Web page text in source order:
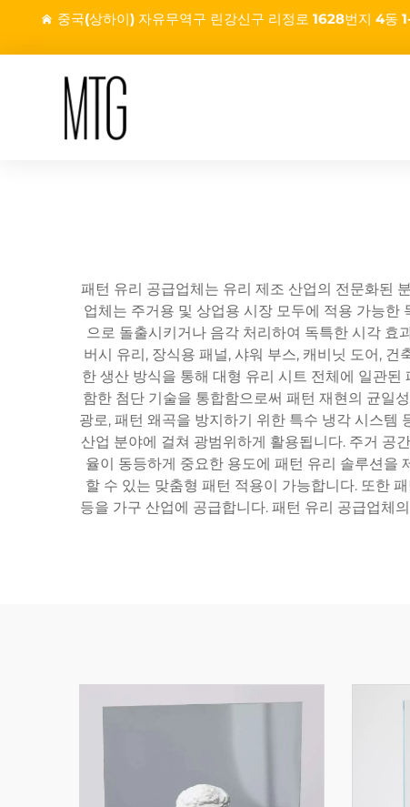
중국(상하이) 자유무역구 린강신구 리정로 1628번지 4동
패턴 유리 공급업체는 유리 제조 산업의 전문화된
업체는 주거용 및 상업용 시장 모두에 적용 가능한
으로 돌출시키거나 음각 처리하여 독특한 시각 효
버시 유리, 장식용 패널, 샤워 부스, 캐비닛 도어,
한 생산 방식을 통해 대형 유리 시트 전체에 일관
함한 첨단 기술을 통합함으로써 패턴 재현의 균일
광로, 패턴 왜곡을 방지하기 위한 특수 냉각 시스템
산업 분야에 걸쳐 광범위하게 활용됩니다. 주거 공
율이 동등하게 중요한 용도에 패턴 유리 솔루션을
할 수 있는 맞춤형 패턴 적용이 가능합니다. 또한
등을 가구 산업에 공급합니다. 패턴 유리 공급업체